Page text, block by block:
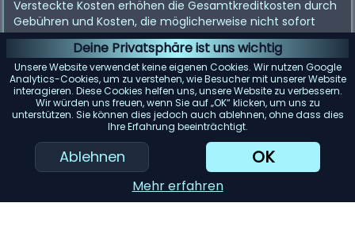
Deine Privatsphäre ist uns wichtig
Unsere Website verwendet keine eigenen Cookies. Wir nutzen Google
Analytics-Cookies, um zu verstehen, wie Besucher mit unserer Website
interagieren. Diese Cookies helfen uns, unsere Website zu verbessern.
Wir würden uns freuen, wenn Sie auf „OK“ klicken, um uns zu
unterstützen. Sie können dies jedoch auch ablehnen, ohne dass dies
Ihre Erfahrung beeinträchtigt.
Ablehnen OK
Mehr erfahren
Versteckte Kosten erhöhen die Gesamtkreditkosten durch
Gebühren und Kosten, die möglicherweise nicht sofort
ersichtlich sind. Diese Kosten können die
Gesamtfinanzierbarkeit des Kredits erheblich
beeinträchtigen, weshalb es entscheidend ist, alle damit
verbundenen Kosten zu verstehen.